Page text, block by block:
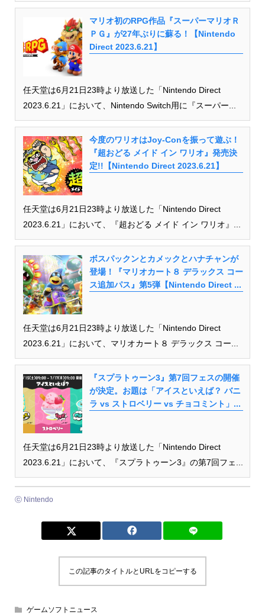
マリオ初のRPG作品『スーパーマリオＲ
ＰＧ』が27年ぶりに蘇る！【Nintendo
Direct 2023.6.21】
任天堂は6月21日23時より放送した「Nintendo Direct
2023.6.21」において、Nintendo Switch用に『スーパー...
今度のワリオはJoy-Conを振って遊ぶ！
『超おどる メイド イン ワリオ』発売決
定!!【Nintendo Direct 2023.6.21】
任天堂は6月21日23時より放送した「Nintendo Direct
2023.6.21」において、『超おどる メイド イン ワリオ』...
ボスパックンとカメックとハナチャンが
登場！『マリオカート８ デラックス コー
ス追加パス』第5弾【Nintendo Direct ...
任天堂は6月21日23時より放送した「Nintendo Direct
2023.6.21」において、マリオカート８ デラックス コー...
『スプラトゥーン3』第7回フェスの開催
が決定。お題は「アイスといえば？ バニ
ラ vs ストロベリー vs チョコミント」...
任天堂は6月21日23時より放送した「Nintendo Direct
2023.6.21」において、『スプラトゥーン3』の第7回フェ...
ⓒ Nintendo
この記事のタイトルとURLをコピーする
ゲームソフトニュース